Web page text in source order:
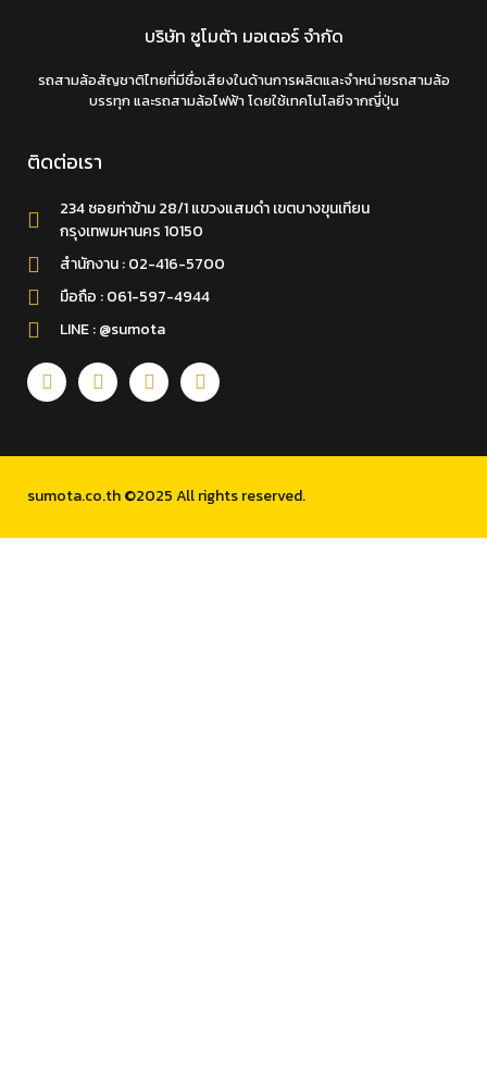
บริษัท ซูโมต้า มอเตอร์ จำกัด
รถสามล้อสัญชาติไทยที่มีชื่อเสียงในด้านการผลิตและจำหน่ายรถสามล้อ
บรรทุก และรถสามล้อไฟฟ้า โดยใช้เทคโนโลยีจากญี่ปุ่น
ติดต่อเรา
234 ซอยท่าข้าม 28/1 แขวงแสมดำ เขตบางขุนเทียน
กรุงเทพมหานคร 10150
สำนักงาน : 02-416-5700
มือถือ : 061-597-4944
LINE : @sumota
sumota.co.th ©2025 All rights reserved.